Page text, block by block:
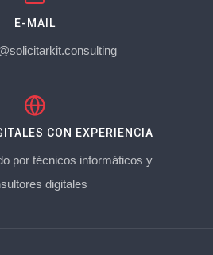
E-MAIL
CON EXPERIENCIA
por técnicos informáticos y
digitales